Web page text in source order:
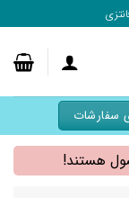
سفارشات
هستند!